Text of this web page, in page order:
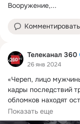
Вооружение,...
Комментировать
Телеканал 360
26 янв 2024
«Череп, лицо
кадры последствий
обломков находят
крушении уцелели их
Показать еще